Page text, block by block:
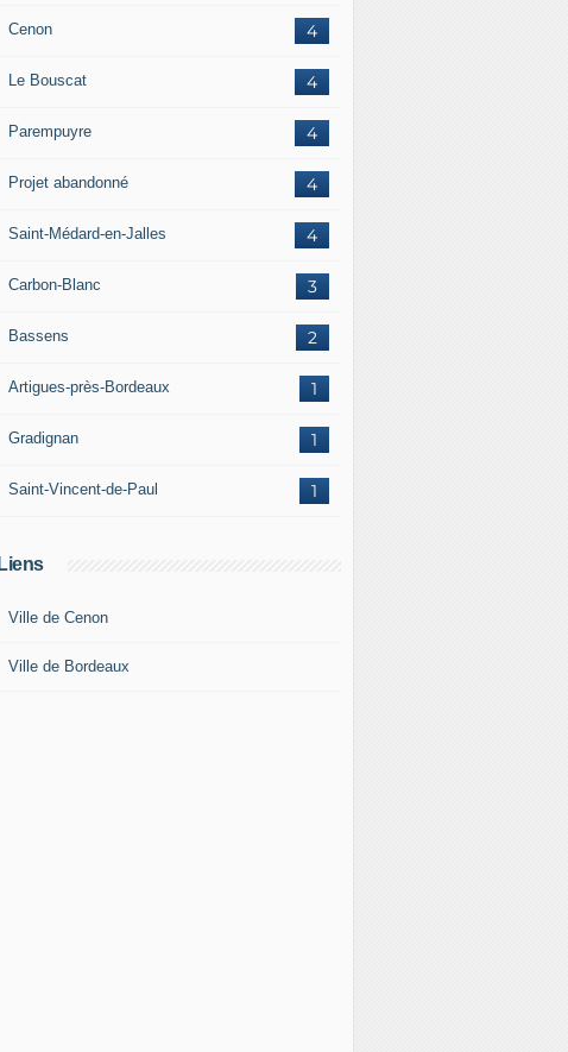
4
Cenon
4
Le Bouscat
4
Parempuyre
4
Projet abandonné
4
Saint-Médard-en-Jalles
3
Carbon-Blanc
2
Bassens
1
Artigues-près-Bordeaux
1
Gradignan
1
Saint-Vincent-de-Paul
Liens
Ville de Cenon
Ville de Bordeaux